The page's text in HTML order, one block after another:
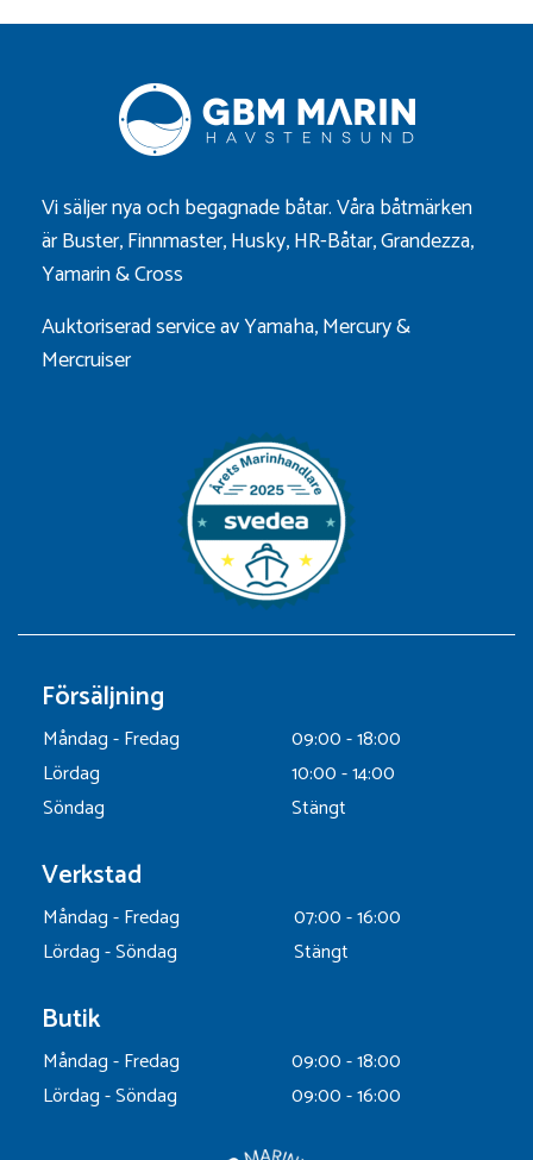
Vi säljer nya och begagnade båtar. Våra båtmärken
ärBuster,Finnmaster,Husky,HR-Båtar,Grandezza,
Yamarin&Cross
Auktoriserad service av Yamaha, Mercury &
Mercruiser
Försäljning
Måndag - Fredag
09:00 - 18:00
Lördag
10:00 - 14:00
Söndag
Stängt
Verkstad
Måndag - Fredag
07:00 - 16:00
Lördag - Söndag
Stängt
Butik
Måndag - Fredag
09:00 - 18:00
Lördag - Söndag
09:00 - 16:00